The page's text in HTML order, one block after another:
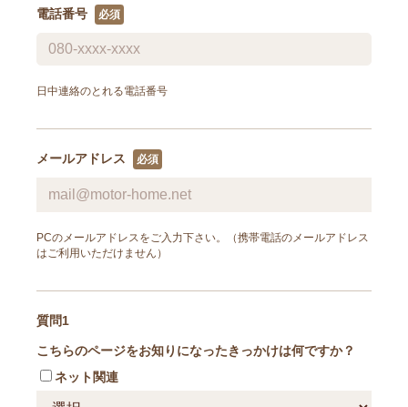
電話番号
日中連絡のとれる電話番号
メールアドレス
PCのメールアドレスをご入力下さい。（携帯電話のメールアドレス
はご利用いただけません）
質問1
こちらのページをお知りになったきっかけは何ですか？
ネット関連